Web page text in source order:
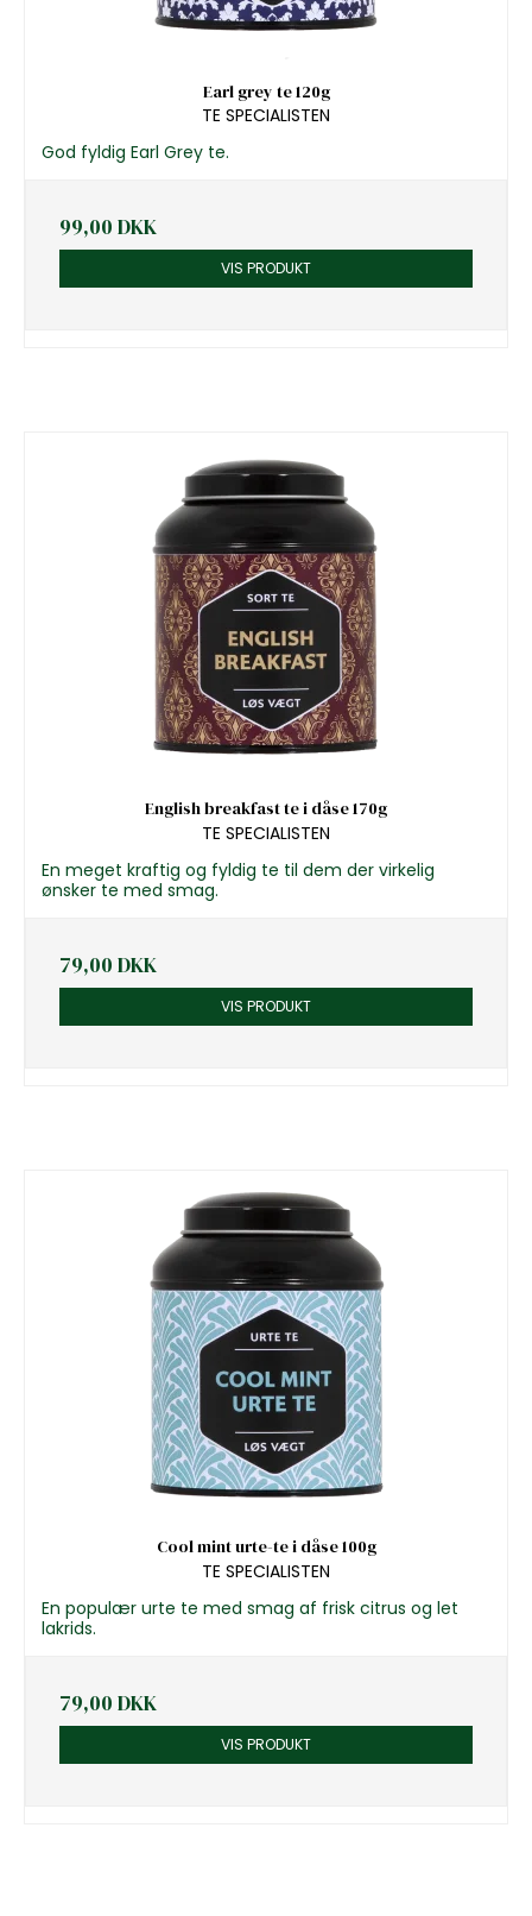
Earl grey te 120g
TE SPECIALISTEN
God fyldig Earl Grey te.
99,00 DKK
VIS PRODUKT
English breakfast te i dåse 170g
TE SPECIALISTEN
En meget kraftig og fyldig te til dem der virkelig
ønsker te med smag.
79,00 DKK
VIS PRODUKT
Cool mint urte-te i dåse 100g
TE SPECIALISTEN
En populær urte te med smag af frisk citrus og let
lakrids.
79,00 DKK
VIS PRODUKT